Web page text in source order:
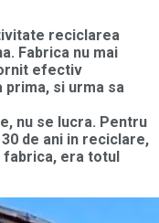
reciclarea
Fabrica nu mai
efectiv
si urma sa
nu se lucra. Pentru
de ani in reciclare,
fabrica, era totul